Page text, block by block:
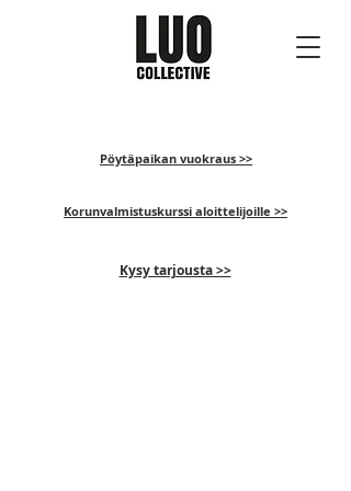
Pöytäpaikan vuokraus >>
Korunvalmistuskurssi aloittelijoille >>
Kysy tarjousta >>